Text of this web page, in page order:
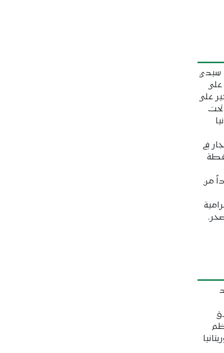
سيدي
على
تحت
في
من